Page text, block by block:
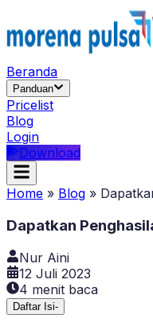
Beranda
Panduan
Pricelist
Blog
Login
Download
Home » Blog »
Dapatkan
Nur Aini
12 Juli 2023
4 menit baca
Daftar Isi-